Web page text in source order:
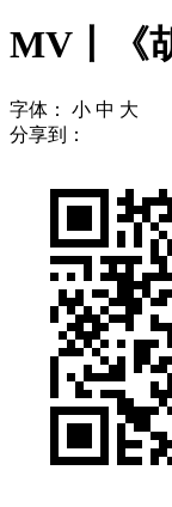
MV丨《
字体： 小 中 大
分享到：